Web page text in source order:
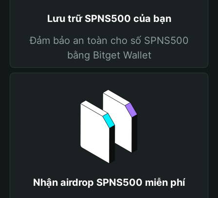
Lưu trữ SPNS500 của bạn
Đảm bảo an toàn cho số SPNS500
bằng Bitget Wallet
Nhận airdrop SPNS500 miễn phí